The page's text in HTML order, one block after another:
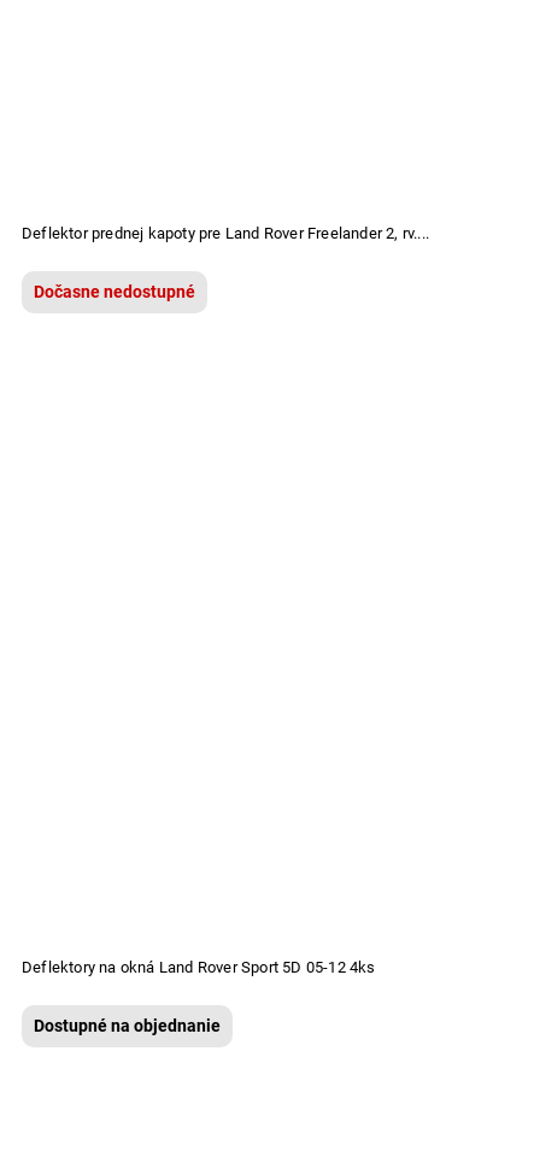
Deflektor prednej kapoty pre Land Rover Freelander 2, rv....
Dočasne nedostupné
Deflektory na okná Land Rover Sport 5D 05-12 4ks
Dostupné na objednanie